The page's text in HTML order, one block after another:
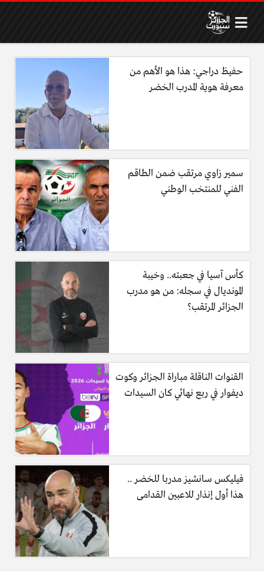
حفيظ دراجي: هذا هو الأهم من
معرفة هوية المدرب الخضر
سمير زاوي مرتقب ضمن الطاقم
الفني للمنتخب الوطني
كأس آسيا في جعبته.. وخيبة
المونديال في سجله: من هو مدرب
الجزائر المرتقب؟
القنوات الناقلة مباراة الجزائر وكوت
ديفوار في ربع نهائي كان السيدات
فيليكس سانشيز مدربا للخضر ..
هذا أول إنذار للاعبين القدامى